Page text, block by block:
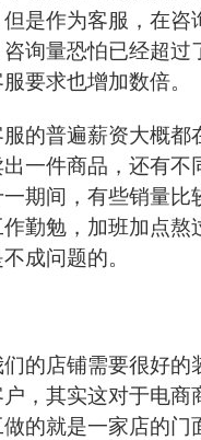
是作为客服，在咨
询量恐怕已经超过
要求也增加数倍。
的普遍薪资大概都
一件商品，还有不
期间，有些销量比
勤勉，加班加点熬
成问题的。
的店铺需要很好的
，其实这对于电商
的就是一家店的门